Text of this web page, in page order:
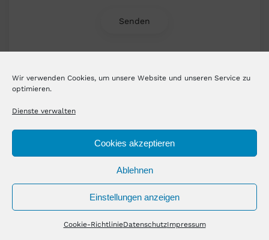
Wir verwenden Cookies, um unsere Website und unseren Service zu
optimieren.
Dienste verwalten
Cookies akzeptieren
Ablehnen
Einstellungen anzeigen
Cookie-RichtlinieDatenschutzImpressum
Themen
Verdienen
Umfragen
Cashback
Investieren Börse
P2P
Aktien ETF